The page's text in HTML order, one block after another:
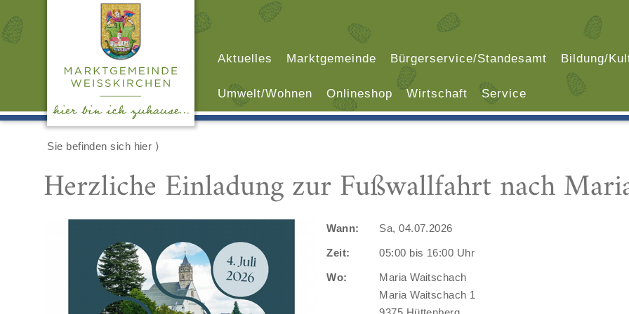
Aktuelles Marktgemeinde Bürgerservice/Standesamt Bildung/
Umwelt/Wohnen Onlineshop Wirtschaft Service
Sie befinden sich hier ⟩
Herzliche Einladung zur Fußwallfahrt nach
Wann: Sa, 04.07.2026
Zeit: 05:00 bis 16:00 Uhr
Wo:
Maria Waitschach
Maria Waitschach 1